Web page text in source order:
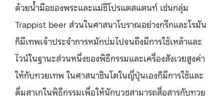
ด้วยน้ำมือของพระและแม่ชีโปรแตสแตนท์ เช่นกลุ่ม
Trappist beer ส่วนในศาสนาโบราณอย่างกรีกและโรมัน
ก็มีเทพเจ้าประจำการหมักบ่มไปจนถึงมีการใช้เหล้าและ
ไวน์ในฐานะส่วนหนึ่งของพิธีกรรมและเครื่องสังเวยสูงค่า
ให้กับทวยเทพ ในศาสนาชินโตในญี่ปุ่นเองก็มีการใช้และ
ดื่มสาเกในพิธีกรรมเพื่อให้นักบวชสามารถสื่อสารกับทวย